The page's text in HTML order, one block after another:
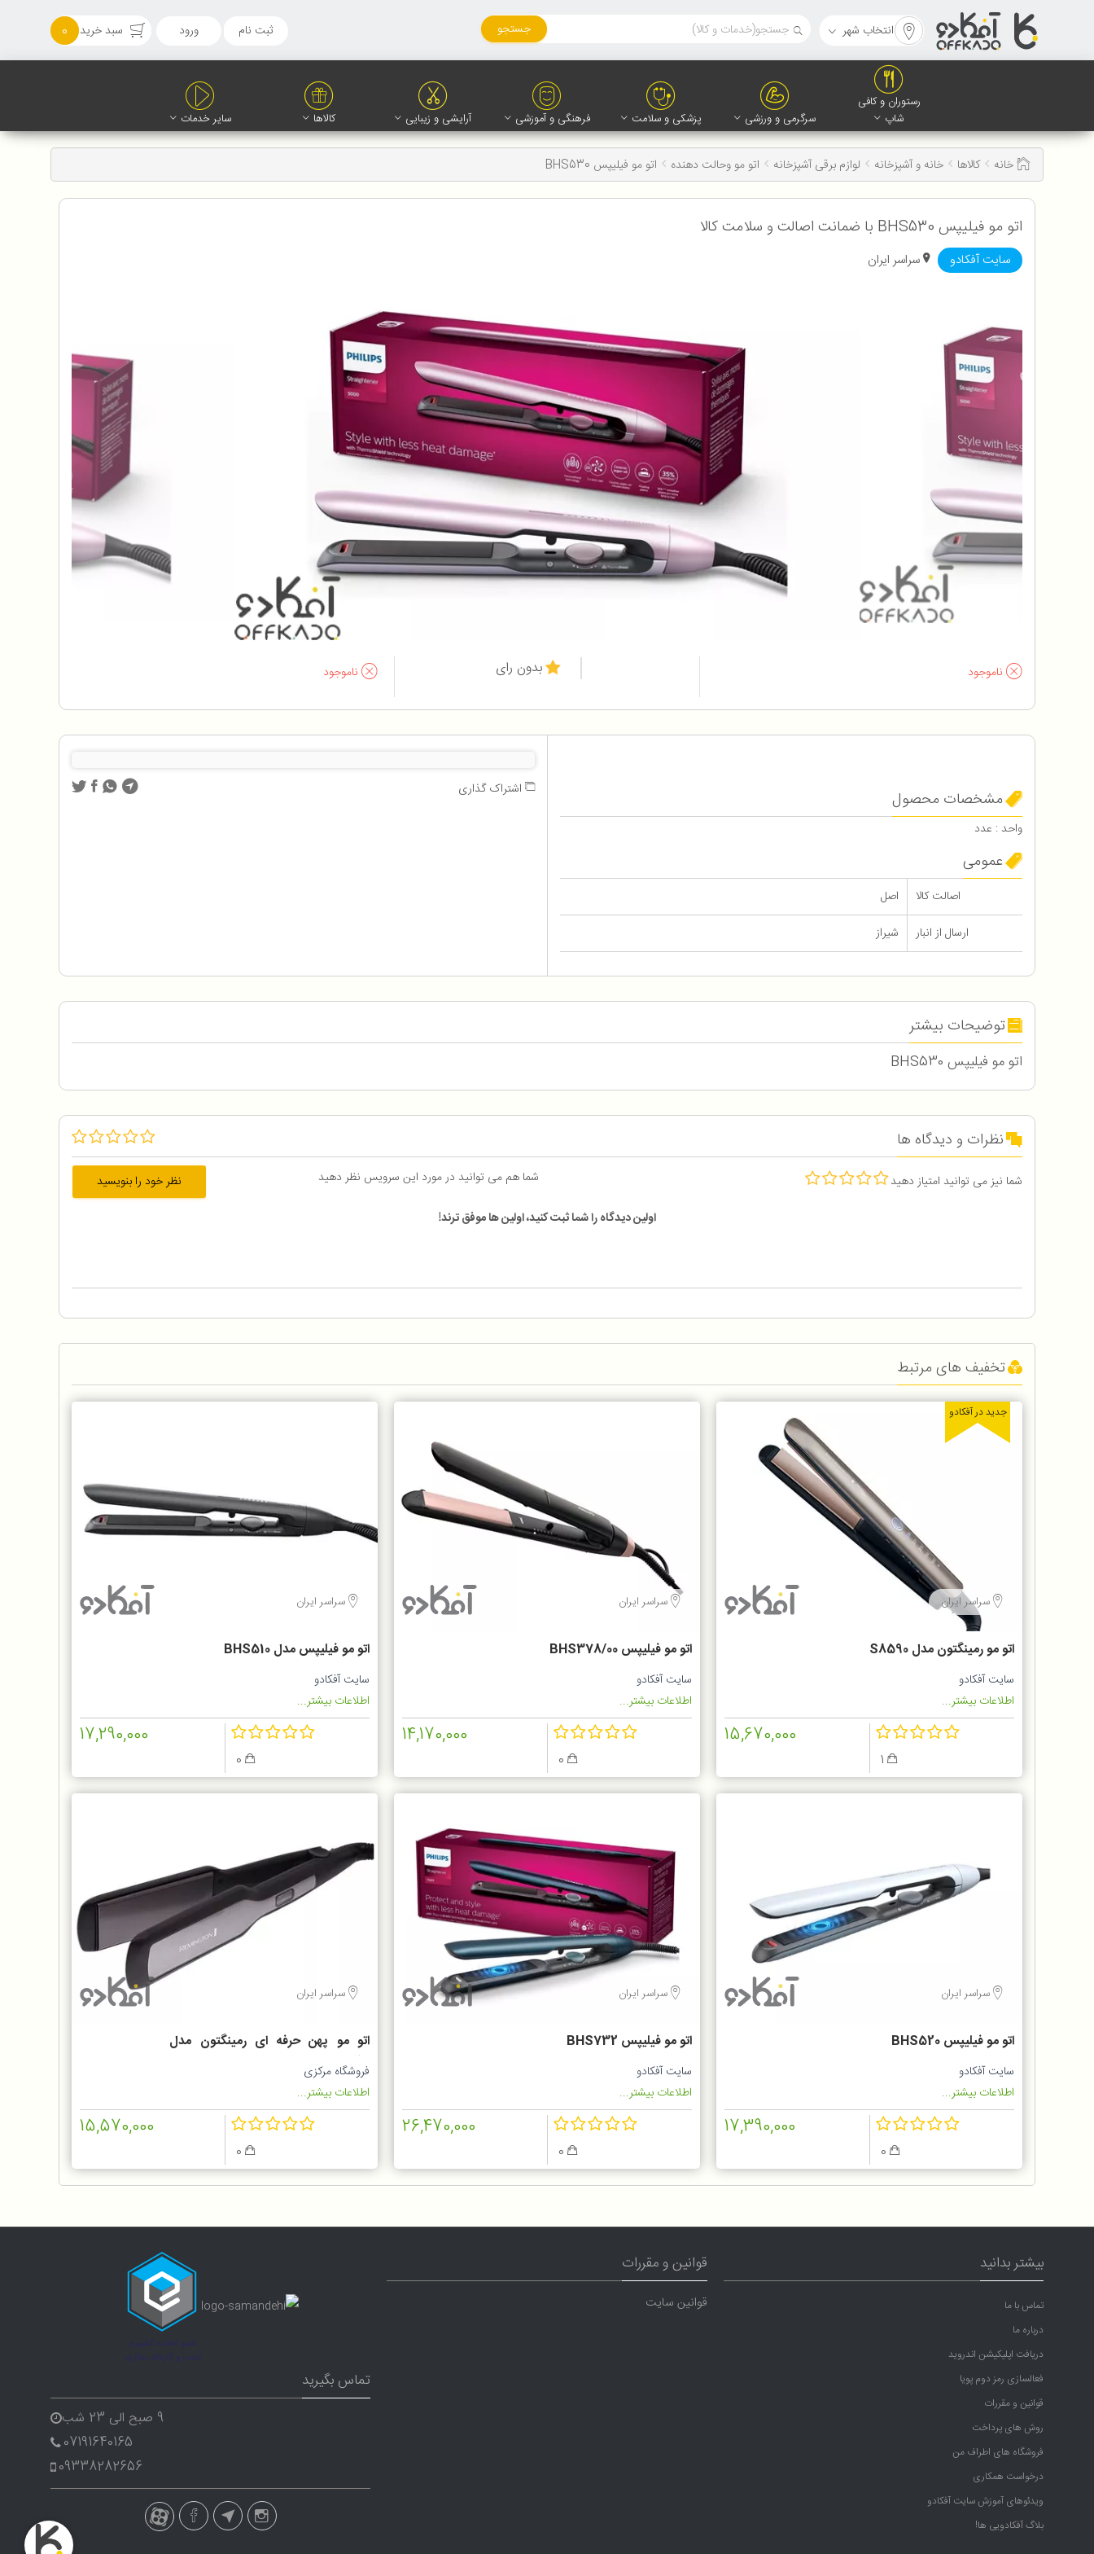
انتخاب شهر جستجو ثبت نام ورود سبد خرید 0
رستوران و کافی
شاپ
سرگرمی و ورزشی پزشکی و سلامت فرهنگی و آموزشی آرایشی و زیبایی کالاها سایر خدمات
خانه کالاها خانه و آشپزخانه لوازم برقی آشپزخانه اتو مو وحالت دهنده اتو مو فیلیپس BHS530
اتو مو فیلیپس BHS530 با ضمانت اصالت و سلامت کالا
سایت آفکادو سراسر ایران
ناموجود بدون رای ناموجود
مشخصات محصول
واحد : عدد
عمومی
اصالت کالا
اصل
ارسال از انبار
شیراز
اشتراک گذاری
توضیحات بیشتر
اتو مو فیلیپس BHS530
نظرات و دیدگاه ها
شما نیز می توانید امتیاز دهید شما هم می توانید در مورد این سرویس نظر دهید
نظر خود را بنویسید
اولین دیدگاه را شما ثبت کنید، اولین ها موفق ترند!
تخفیف های مرتبط
جدید در آفکادو
سراسر ایران
اتو مو رمینگتون مدل S8590
سایت آفکادو
اطلاعات بیشتر...
15,670,000
سراسر ایران
اتو مو فیلیپس BHS378/00
سایت آفکادو
اطلاعات بیشتر...
14,170,000
سراسر ایران
اتو مو فیلیپس مدل BHS510
سایت آفکادو
اطلاعات بیشتر...
17,290,000
سراسر ایران
اتو مو فیلیپس BHS520
سایت آفکادو
اطلاعات بیشتر...
17,390,000
سراسر ایران
اتو مو فیلیپس BHS732
سایت آفکادو
اطلاعات بیشتر...
26,470,000
سراسر ایران
اتو مو پهن حرفه ای رمینگتون مدل
S5525
فروشگاه مرکزی
اطلاعات بیشتر...
15,570,000
بیشتر بدانید
تماس با ما
درباره ما
دریافت اپلیکیشن اندروید
فعالسازی رمز دوم پویا
قوانین و مقررات
روش های پرداخت
فروشگاه های اطراف من
درخواست همکاری
ویدئوهای آموزش سایت آفکادو
بلاگ آفکادویی ها!
قوانین و مقررات
قوانین سایت
تماس بگیرید
9 صبح الی 23 شب
07191640165
09338282656